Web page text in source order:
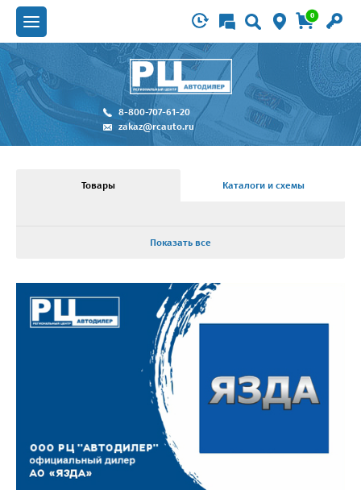
0
8-800-707-61-20
zakaz@rcauto.ru
Товары Каталоги и схемы
Показать все